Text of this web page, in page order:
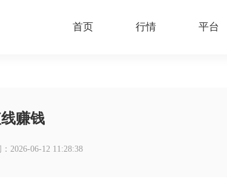
首页 行情 平台
赚钱
2026-06-12 11:28:38